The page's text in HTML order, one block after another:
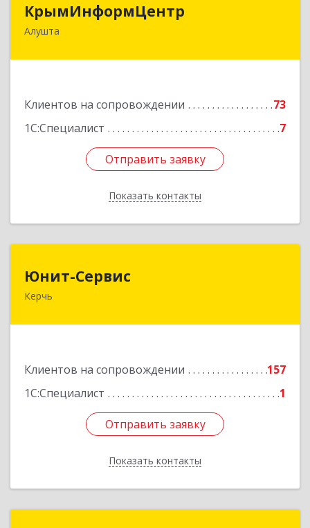
КрымИнформЦентр
Алушта
Клиентов на сопровождении
73
1С:Специалист
7
Отправить заявку
Показать контакты
298500, Крым Респ, Алушта г, Горького ул, дом
Отправить заявку
Назад
Юнит-Сервис
Керчь
Клиентов на сопровождении
157
1С:Специалист
1
Отправить заявку
Показать контакты
298300, Крым Респ, Керчь г, Кооперативный
Отправить заявку
Назад